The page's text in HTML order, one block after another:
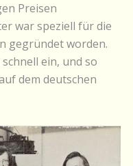
Preisen
war speziell für die
gegründet worden.
ein, und so
dem deutschen